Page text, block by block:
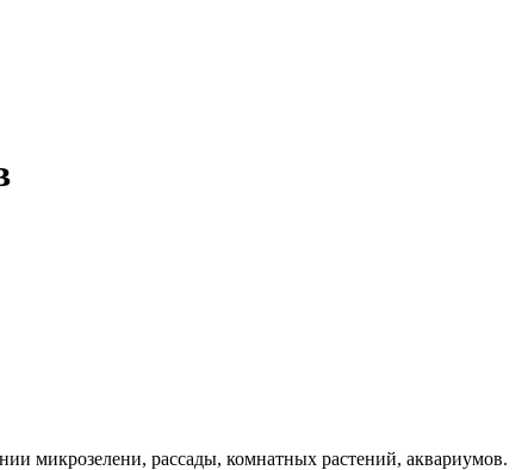
микрозелени, рассады, комнатных растений, аквариумов.